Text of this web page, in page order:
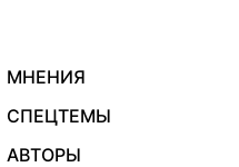
МНЕНИЯ
СПЕЦТЕМЫ
АВТОРЫ